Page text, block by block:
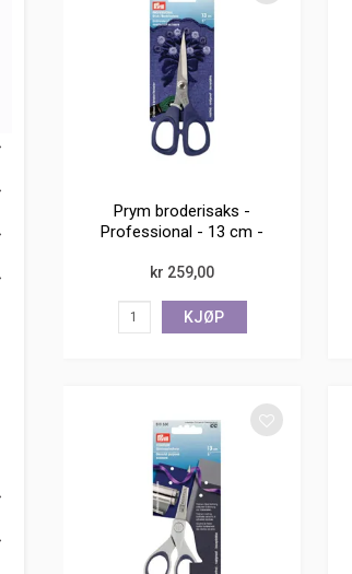
Prym broderisaks -
Professional - 13 cm -
kr 259,00
KJØP